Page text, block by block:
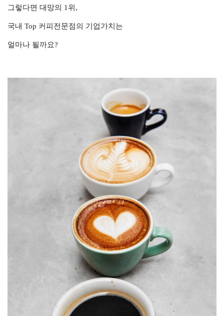
그렇다면 대망의 1위,
국내 Top 커피전문점의 기업가치는
얼마나 될까요?